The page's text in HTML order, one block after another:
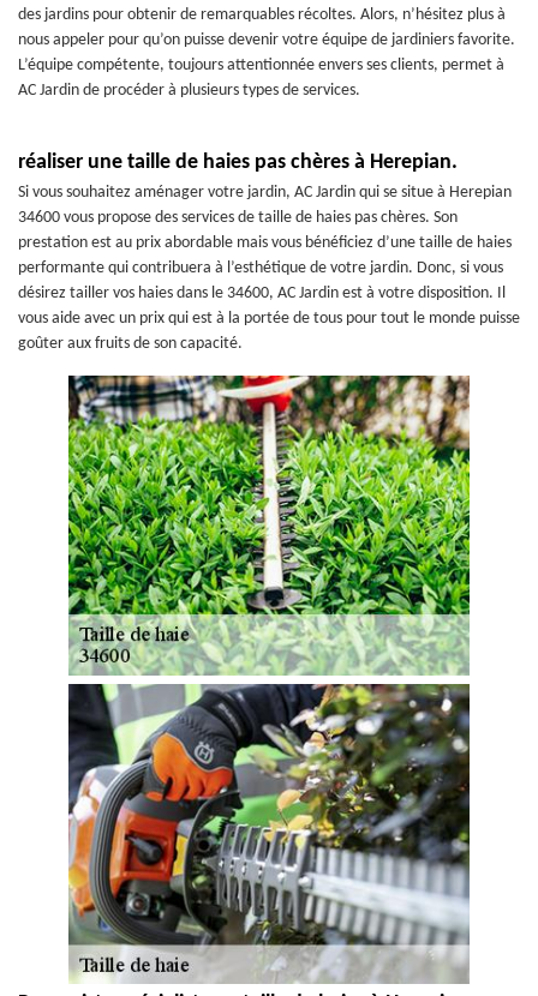
des jardins pour obtenir de remarquables récoltes. Alors, n’hésitez plus à
nous appeler pour qu’on puisse devenir votre équipe de jardiniers favorite.
L’équipe compétente, toujours attentionnée envers ses clients, permet à
AC Jardin de procéder à plusieurs types de services.
réaliser une taille de haies pas chères à Herepian.
Si vous souhaitez aménager votre jardin, AC Jardin qui se situe à Herepian
34600 vous propose des services de taille de haies pas chères. Son
prestation est au prix abordable mais vous bénéficiez d’une taille de haies
performante qui contribuera à l’esthétique de votre jardin. Donc, si vous
désirez tailler vos haies dans le 34600, AC Jardin est à votre disposition. Il
vous aide avec un prix qui est à la portée de tous pour tout le monde puisse
goûter aux fruits de son capacité.